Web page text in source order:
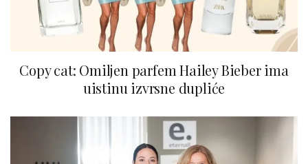
Copy cat: Omiljen parfem Hailey Bieber ima
uistinu izvrsne dupliće